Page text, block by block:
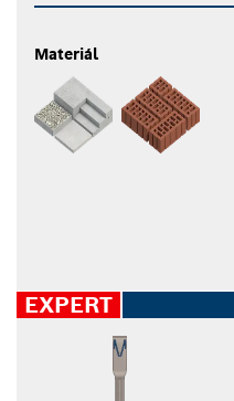
Materiál
EXPERT